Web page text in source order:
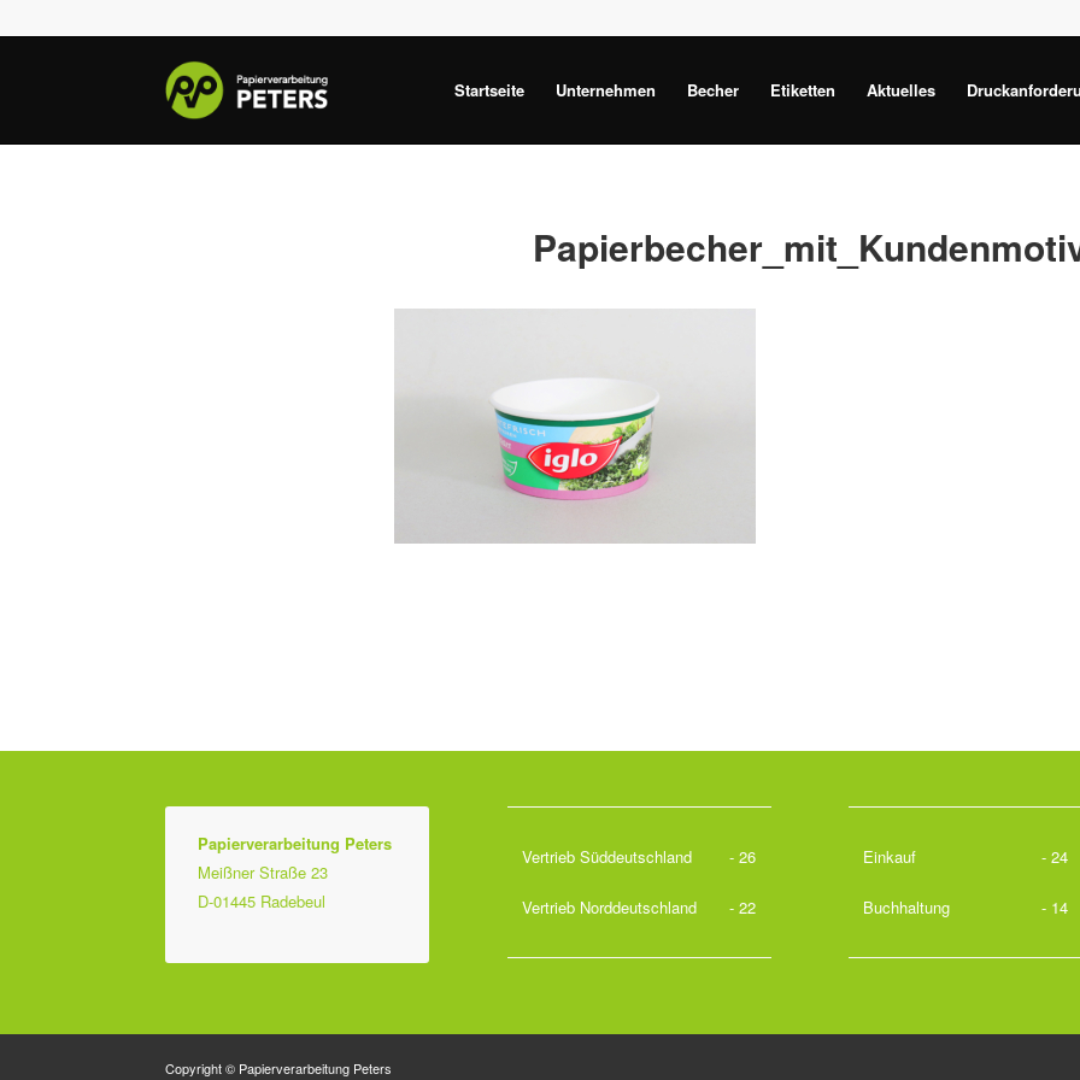
Startseite Unternehmen Becher Etiketten Aktuelles
Papierverarbeitung Peters
Meißner Straße 23
D-01445 Radebeul
Vertrieb Süddeutschland - 26
Vertrieb Norddeutschland - 22
Einkauf - 24
Buchhaltung - 14
Copyright © Papierverarbeitung Peters